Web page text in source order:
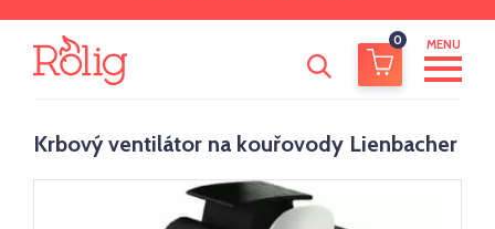
0 MENU
Krbový ventilátor na kouřovody Lienbacher